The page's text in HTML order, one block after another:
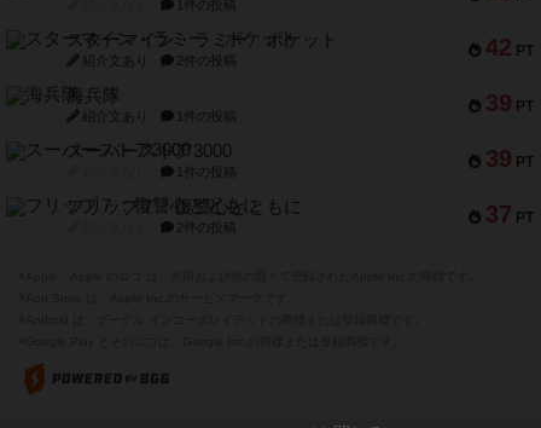
1件の投稿
42 PT
スターマイン・ラミー ポケット
紹介文あり 2件の投稿
39 PT
海兵隊
紹介文あり 1件の投稿
39 PT
スーパーストア3000
1件の投稿
37 PT
フリップ７：復讐心とともに
2件の投稿